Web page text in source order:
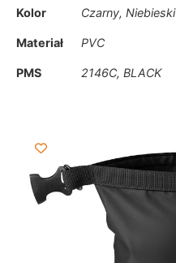
Kolor Czarny, Niebieski
Materiał PVC
PMS 2146C, BLACK